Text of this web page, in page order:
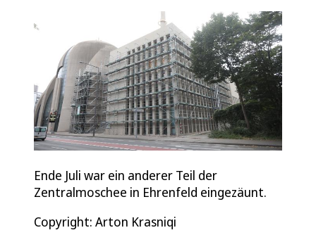
Ende Juli war ein anderer Teil der
Zentralmoschee in Ehrenfeld eingezäunt.
Copyright: Arton Krasniqi